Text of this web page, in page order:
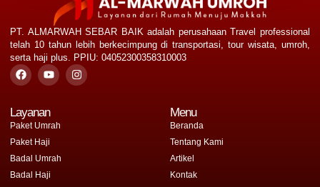
PT. ALMARWAH SEBAR BAIK adalah perusahaan Travel professional
telah 10 tahun lebih berkecimpung di transportasi, tour wisata, umroh,
serta haji plus. PPIU: 04052300358310003
Layanan
Paket Umrah
Paket Haji
Badal Umrah
Badal Haji
Menu
Beranda
Tentang Kami
Artikel
Kontak